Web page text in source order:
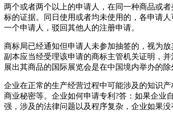
两个或者两个以上的申请人，在同一种商品或
标的证据。同日使用或者均未使用的，各申请
一个申请人，驳回其他人的注册申请。
商标局已经通知但申请人未参加抽签的，视为
副本应当经受理该申请的商标主管机关证明，
展出其商品的国际展览会是在中国境内举办的除
企业在正常的生产经营过程中可能涉及的知识
商业秘密等。企业如何申请专利?答：如果企业
强，涉及的法律问题以及程序复杂，企业如果